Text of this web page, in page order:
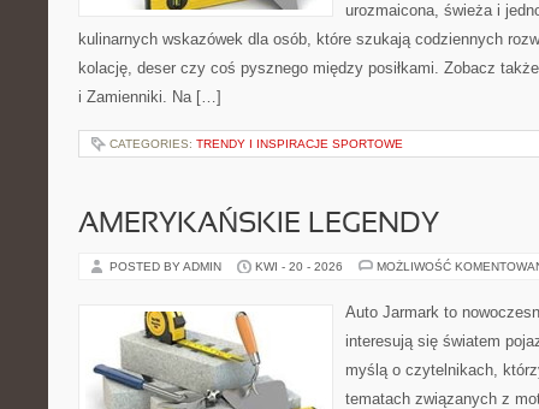
urozmaicona, świeża i
kulinarnych wskazówek dla osób, które szukają codziennych
kolację, deser czy coś pysznego między posiłkami. Zobacz
i Zamienniki. Na […]
CATEGORIES: TRENDY I INSPIRACJE SPORTOWE
AMERYKAŃSKIE LEGENDY
POSTED BY ADMIN KWI - 20 - 2026 MOŻLIWOŚĆ
Auto Jarmark to
interesują się światem
myślą o czytelnikach,
tematach związanych z